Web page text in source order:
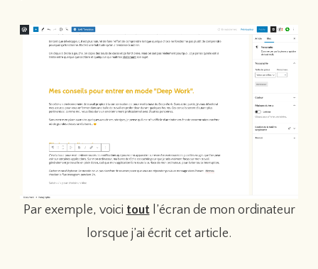
Par exemple, voici toutl’écran de mon ordinateur
lorsque j’ai écrit cet article.